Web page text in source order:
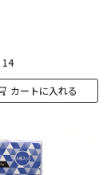
14
カートに入れる